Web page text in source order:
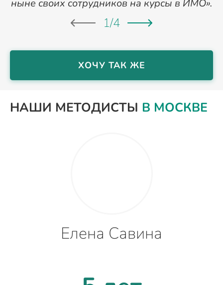
ныне своих сотрудников на курсы в ИМО».
1/4
ХОЧУ ТАК ЖЕ
НАШИ МЕТОДИСТЫ В МОСКВЕ
Елена Савина